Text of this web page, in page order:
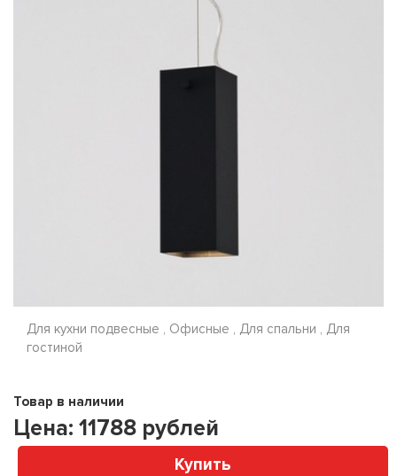
Для кухни подвесные , Офисные , Для спальни , Для
гостиной
Товар в наличии
Цена: 11788 рублей
Купить